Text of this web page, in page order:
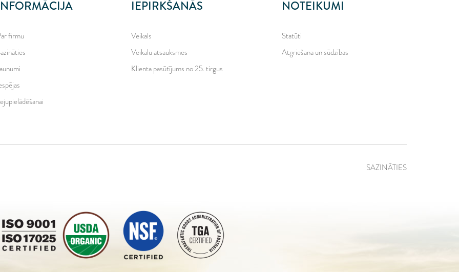
firmu
IEPIRKŠANĀS
Veikals
Veikalu atsauksmes
Klienta pasūtījums no 25. tirgus
NOTEIKUMI
Statūti
Atgriešana un sūdzības
SAZINĀTIES